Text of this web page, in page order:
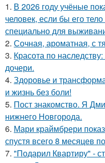
1. В 2026 году учёные
человек, если бы его
специально для
2. Сочная, ароматная, с
3. Красота по
дочери.
4. Здоровье и
и жизнь без боли!
5. Пост знакомство. Я
нижнего Новгорода.
6. Мари краймбрери
спустя всего 8 месяцев
7. "Подарил Квартиру" -